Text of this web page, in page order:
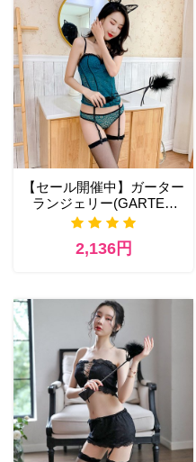
【セール開催中】ガーター
ランジェリー(GARTER
LINGERIE) セクシー コス
2,136円